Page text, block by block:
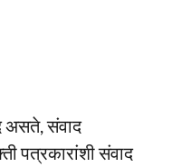
असते, संवाद
पत्रकारांशी संवाद